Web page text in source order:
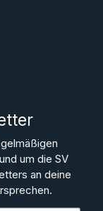
um die SV
an deine